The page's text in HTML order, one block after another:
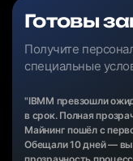
Готовы
Получите
специальные
"IBMM превзошли
в срок. Полная
Майнинг пошёл с
Обещали 10 дней —